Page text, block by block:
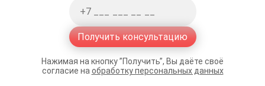
Получить консультацию
Нажимая на кнопку ”Получить”, Вы даёте своё
согласие на обработку персональных данных